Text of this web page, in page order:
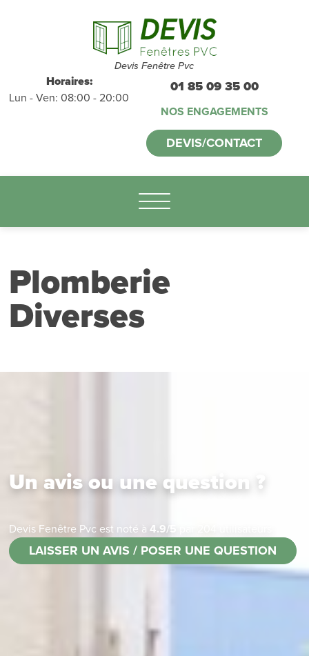
Devis Fenêtre Pvc
Horaires:
Lun - Ven: 08:00 - 20:00
01 85 09 35 00
NOS ENGAGEMENTS
DEVIS/CONTACT
Devis et
déplacements
gratuitssans
engagement
appelez-nous :
01.85.09.35.00
Plomberie
Diverses
Un avis ou une question ?
Devis Fenêtre Pvc est noté à4.9/5
LAISSER UN AVIS / POSER UNE QUESTION